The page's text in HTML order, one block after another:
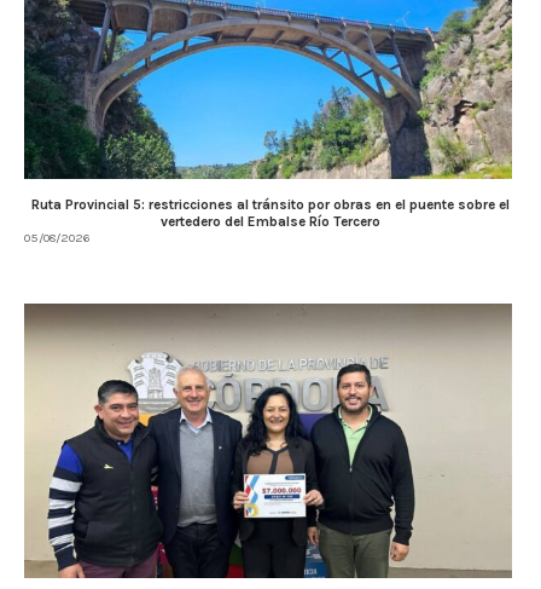
Ruta Provincial 5: restricciones al tránsito por obras en el puente sobre el
vertedero del Embalse Río Tercero
05/08/2026